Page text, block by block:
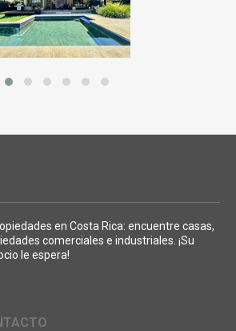
en Costa Rica: encuentre casas,
comerciales e industriales. ¡Su
le espera!